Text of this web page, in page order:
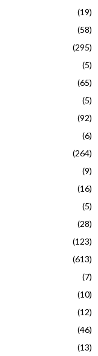
(19)
(58)
(295)
(5)
(65)
(5)
(92)
(6)
(264)
(9)
(16)
(5)
(28)
(123)
(613)
(7)
(10)
(12)
(46)
(13)